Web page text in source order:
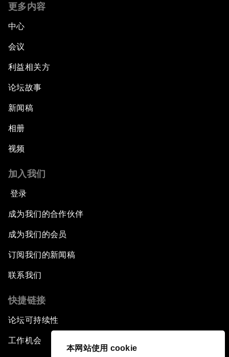
本网站使用 cookie
更多内容
中心
会议
利益相关方
论坛故事
新闻稿
相册
视频
加入我们
登录
成为我们的合作伙伴
成为我们的会员
订阅我们的新闻稿
联系我们
快捷链接
论坛可持续性
工作机会